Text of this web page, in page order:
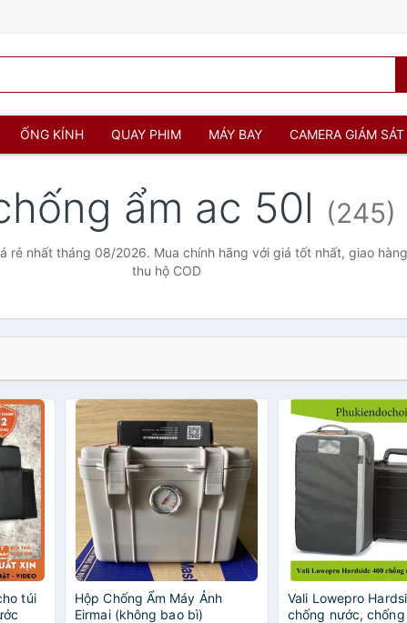
ỐNG KÍNH QUAY PHIM MÁY BAY CAMERA GIÁM SÁT
ẩm ac 50l (245)
rẻ nhất tháng 08/2026. Mua chính hãng với giá tốt nhất, giao
thu hộ COD
túi
Hộp Chống Ẩm Máy Ảnh
Eirmai (không bao bì)
Vali Lowepro
chống nước,